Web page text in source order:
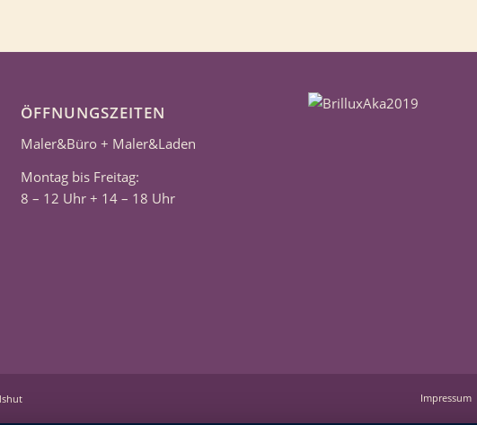
ÖFFNUNGSZEITEN
Maler&Büro + Maler&Laden
Montag bis Freitag:
8 – 12 Uhr + 14 – 18 Uhr
Impressum